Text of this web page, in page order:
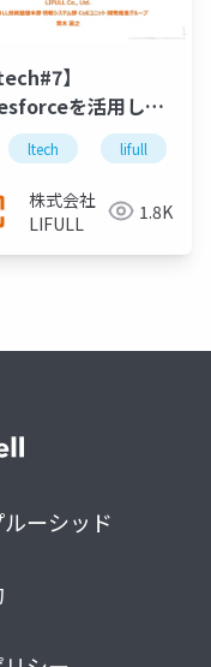
gemini 2.5 pro
】
を活用した
個人情報管理、レ
トシステム等の開
ltech lifull
株式会社
LIFULL
1.8K
ーシッド